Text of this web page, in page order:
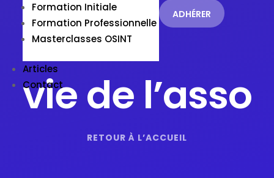
Formation Initiale
Formation Professionnelle
Masterclasses OSINT
Articles
Contact
ADHÉRER
vie de l’asso
RETOUR À L’ACCUEIL